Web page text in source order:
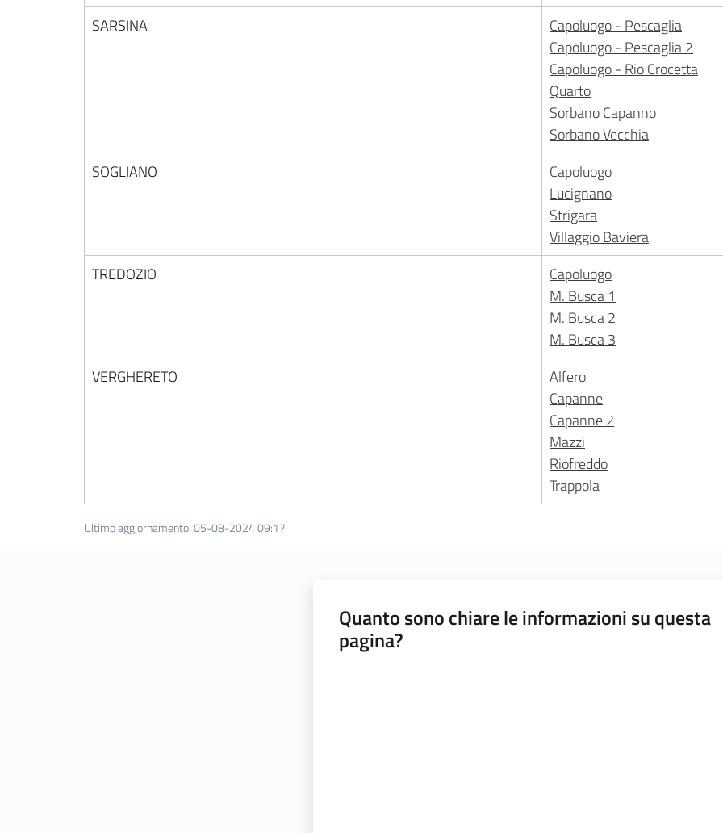
SARSINA
Capoluogo - Pescaglia
Capoluogo - Pescaglia 2
Capoluogo - Rio Crocetta
Quarto
Sorbano Capanno
Sorbano Vecchia
SOGLIANO
Capoluogo
Lucignano
Strigara
Villaggio Baviera
TREDOZIO
Capoluogo
M. Busca 1
M. Busca 2
M. Busca 3
VERGHERETO
Alfero
Capanne
Capanne 2
Mazzi
Riofreddo
Trappola
Ultimo aggiornamento:05-08-2024 09:17
Quanto sono chiare le informazioni su questa
pagina?